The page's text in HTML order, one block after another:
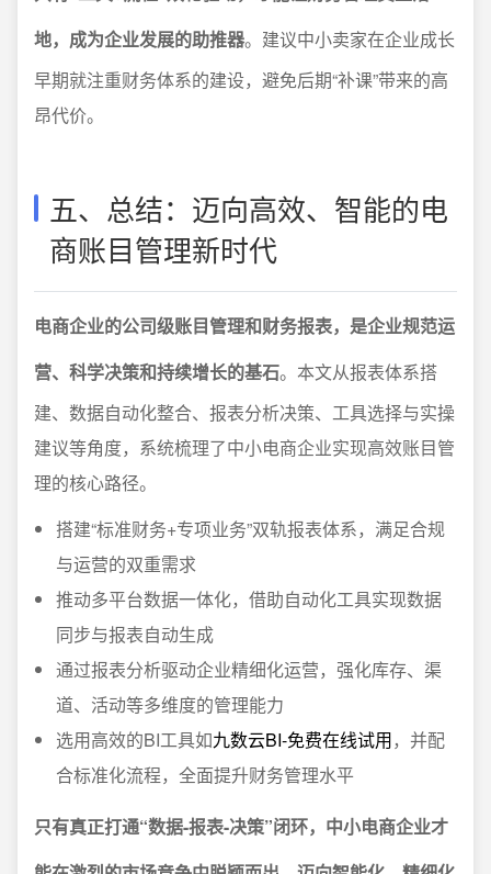
地，成为企业发展的助推器。建议中小卖家在企业成长
早期就注重财务体系的建设，避免后期“补课”带来的高
昂代价。
五、总结：迈向高效、智能的电
商账目管理新时代
电商企业的公司级账目管理和财务报表，是企业规范运
营、科学决策和持续增长的基石。本文从报表体系搭
建、数据自动化整合、报表分析决策、工具选择与实操
建议等角度，系统梳理了中小电商企业实现高效账目管
理的核心路径。
搭建“标准财务+专项业务”双轨报表体系，满足合规
与运营的双重需求
推动多平台数据一体化，借助自动化工具实现数据
同步与报表自动生成
通过报表分析驱动企业精细化运营，强化库存、渠
道、活动等多维度的管理能力
选用高效的BI工具如九数云BI-免费在线试用，并配
合标准化流程，全面提升财务管理水平
只有真正打通“数据-报表-决策”闭环，中小电商企业才